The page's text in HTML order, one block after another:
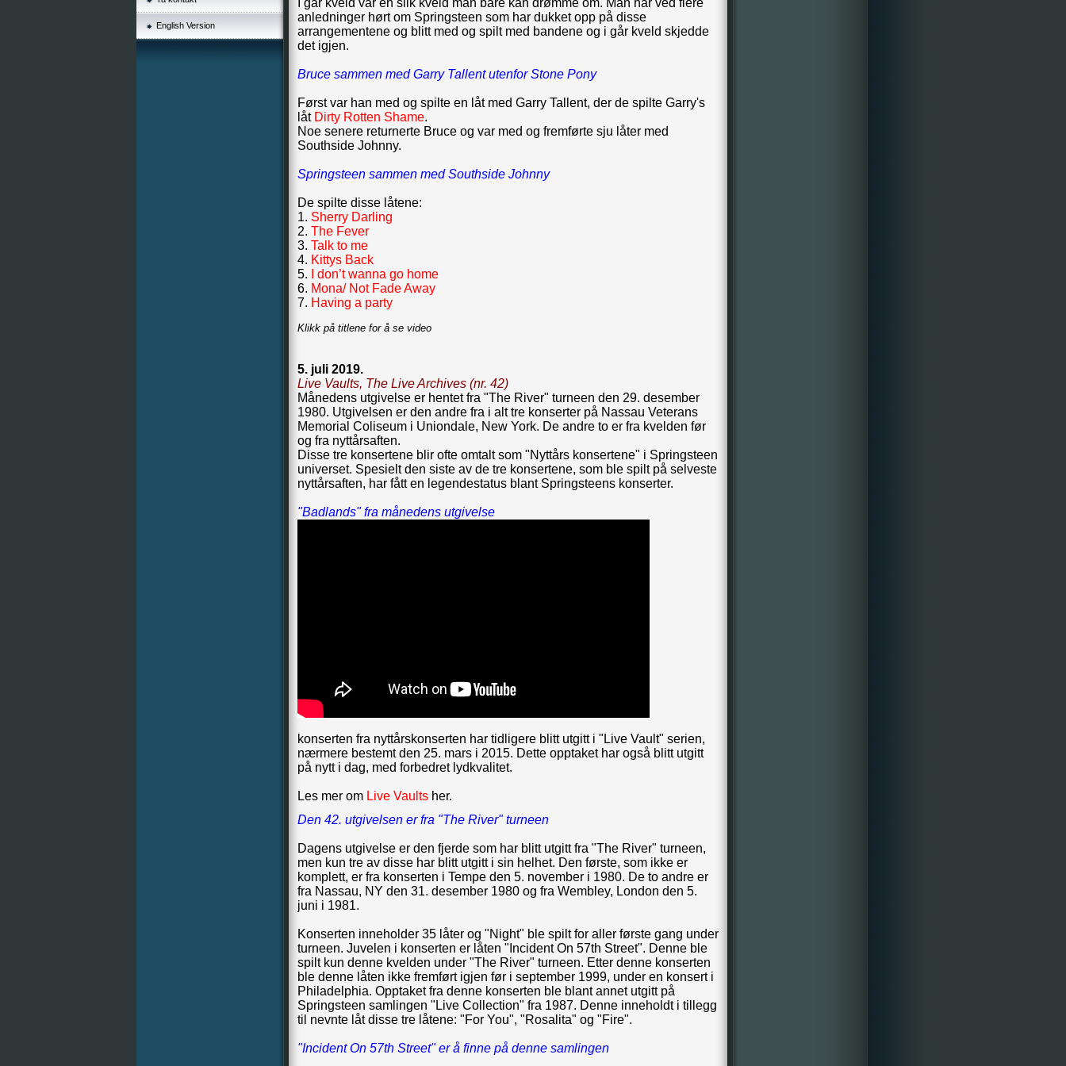
English Version
I går kveld var en slik kveld man bare kan drømme om. Man har ved flere
anledninger hørt om Springsteen som har dukket opp på disse
arrangementene og blitt med og spilt med bandene og i går kveld skjedde
det igjen.
Bruce sammen med Garry Tallent utenfor Stone Pony
Først var han med og spilte en låt med Garry Tallent, der de spilte Garry's
låt Dirty Rotten Shame.
Noe senere returnerte Bruce og var med og fremførte sju låter med
Southside Johnny.
Springsteen sammen med Southside Johnny
De spilte disse låtene:
1. Sherry Darling
2. The Fever
3. Talk to me
4. Kittys Back
5.
I don’t wanna go home
6. Mona/ Not Fade Away
7. Having a party
Klikk på titlene for å se video
5. juli 2019.
Live Vaults, The Live Archives (nr. 42)
Månedens utgivelse er hentet fra "The River" turneen den 29. desember
1980. Utgivelsen er den andre fra i alt tre konserter på Nassau Veterans
Memorial Coliseum i Uniondale, New York. De andre to er fra kvelden før
og fra nyttårsaften.
Disse tre konsertene blir ofte omtalt som "Nyttårs konsertene" i Springsteen
universet. Spesielt den siste av de tre konsertene, som ble spilt på selveste
nyttårsaften, har fått en legendestatus blant Springsteens konserter.
"Badlands" fra månedens utgivelse
konserten fra nyttårskonserten har tidligere blitt utgitt i "Live Vault" serien,
nærmere bestemt den 25. mars i 2015. Dette opptaket har også blitt utgitt
på nytt i dag, med forbedret lydkvalitet.
Les mer om Live Vaults her.
Den 42. utgivelsen er fra "The River" turneen
Dagens utgivelse er den fjerde som har blitt utgitt fra "The River" turneen,
men kun tre av disse har blitt utgitt i sin helhet. Den første, som ikke er
komplett, er fra konserten i Tempe den 5. november i 1980. De to andre er
fra Nassau, NY den 31. desember 1980 og fra Wembley, London den 5.
juni i 1981.
Konserten inneholder 35 låter og "Night" ble spilt for aller første gang under
turneen. Juvelen i konserten er låten "Incident On 57th Street". Denne ble
spilt kun denne kvelden under "The River" turneen. Etter denne konserten
ble denne låten ikke fremført igjen før i september 1999, under en konsert i
Philadelphia. Opptaket fra denne konserten ble blant annet utgitt på
Springsteen samlingen "Live Collection" fra 1987. Denne inneholdt i tillegg
til nevnte låt disse tre låtene: "For You", "Rosalita" og "Fire".
"Incident On 57th Street" er å finne på denne samlingen